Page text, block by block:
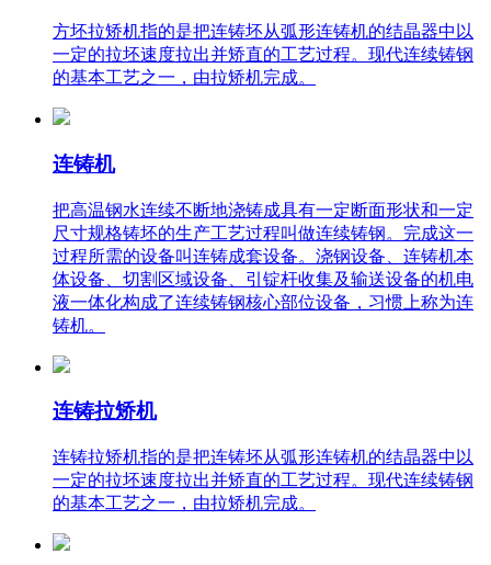
方坯拉矫机指的是把连铸坯从弧形连铸机的结晶器中以
一定的拉坯速度拉出并矫直的工艺过程。现代连续铸钢
的基本工艺之一，由拉矫机完成。
连铸机
把高温钢水连续不断地浇铸成具有一定断面形状和一定
尺寸规格铸坯的生产工艺过程叫做连续铸钢。完成这一
过程所需的设备叫连铸成套设备。浇钢设备、连铸机本
体设备、切割区域设备、引锭杆收集及输送设备的机电
液一体化构成了连续铸钢核心部位设备，习惯上称为连
铸机。
连铸拉矫机
连铸拉矫机指的是把连铸坯从弧形连铸机的结晶器中以
一定的拉坯速度拉出并矫直的工艺过程。现代连续铸钢
的基本工艺之一，由拉矫机完成。